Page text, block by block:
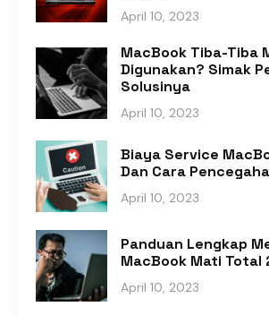
April 10, 2023
MacBook Tiba-Tiba
Digunakan? Simak
Solusinya
April 10, 2023
Biaya Service
Dan Cara
April 10, 2023
Panduan Lengkap
MacBook Mati Total
April 10, 2023